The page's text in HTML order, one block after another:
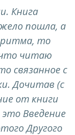
Книга
пошла, а
ритма, то
читаю
связанное с
Дочитав (с
от книги
Введение
Другого